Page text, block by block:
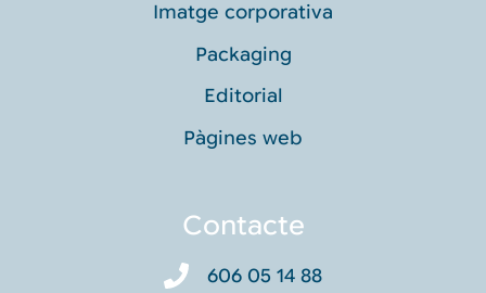
Imatge corporativa
Packaging
Editorial
Pàgines web
Contacte
606 05 14 88